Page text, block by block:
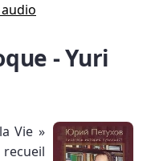
- Yuri
Vie »